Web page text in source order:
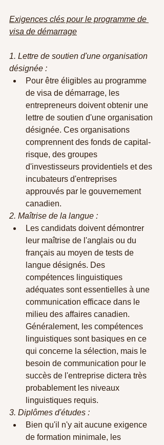
Exigences clés pour le programme de
visa de démarrage
1. Lettre de soutien d'une organisation
désignée :
Pour être éligibles au programme
de visa de démarrage, les
entrepreneurs doivent obtenir une
lettre de soutien d'une organisation
désignée. Ces organisations
comprennent des fonds de capital-
risque, des groupes
d'investisseurs providentiels et des
incubateurs d'entreprises
approuvés par le gouvernement
canadien.
2. Maîtrise de la langue :
Les candidats doivent démontrer
leur maîtrise de l'anglais ou du
français au moyen de tests de
langue désignés. Des
compétences linguistiques
adéquates sont essentielles à une
communication efficace dans le
milieu des affaires canadien.
Généralement, les compétences
linguistiques sont basiques en ce
qui concerne la sélection, mais le
besoin de communication pour le
succès de l'entreprise dictera très
probablement les niveaux
linguistiques requis.
3. Diplômes d'études :
Bien qu'il n'y ait aucune exigence
de formation minimale, les